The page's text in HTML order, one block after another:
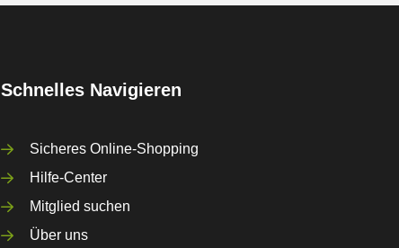
Schnelles Navigieren
Sicheres Online-Shopping
Hilfe-Center
Mitglied suchen
Über uns